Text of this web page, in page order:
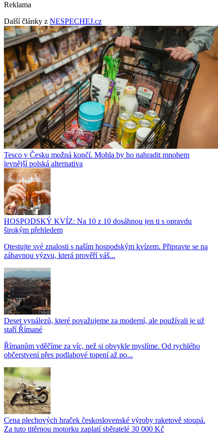
Reklama
Další články z NESPECHEJ.cz
Tesco v Česku možná končí. Mohla by ho nahradit mnohem
levnější polská alternativa
HOSPODSKÝ KVÍZ: Na 10 z 10 dosáhnou jen ti s opravdu
širokým přehledem
Otestujte své znalosti s naším hospodským kvízem. Připravte se na
zábavnou výzvu, která prověří váš...
Deset vynálezů, které považujeme za moderní, ale používali je už
staří Římané
Římanům vděčíme za víc, než si obvykle myslíme. Od rychlého
občerstvení přes podlahové topení až po...
Cena plechových hraček československé výroby raketově stoupá.
Za tuto titěrnou motorku zaplatí sběratelé 30 000 Kč